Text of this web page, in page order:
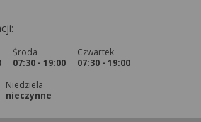
Środa
07:30 - 19:00
Czwartek
07:30 - 19:00
Niedziela
nieczynne